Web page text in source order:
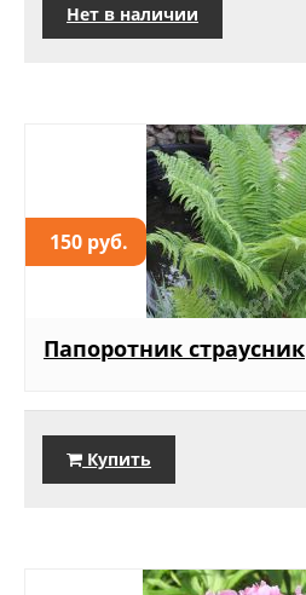
Нет в наличии
150 руб.
Папоротник страусник
Купить